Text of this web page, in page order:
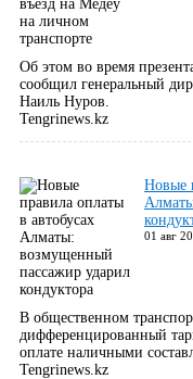
Об этом во время
сообщил генеральный
Наиль Нуров.
Tengrinews.kz
Новые
01 авг
В общественном
дифференцированный
оплате наличными
Tengrinews.kz